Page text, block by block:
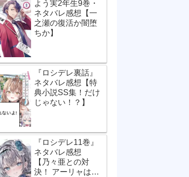
よう実2年生9巻・
ネタバレ感想【一
之瀬の復活か闇堕
ちか】
『ロシデレ裏話』
ネタバレ感想【特
典小説SS集！だけ
じゃない！？】
『ロシデレ11巻』
ネタバレ感想
【乃々亜との対
決！ アーリャは世